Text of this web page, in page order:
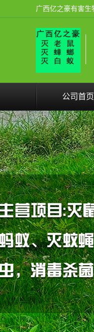
公司首页